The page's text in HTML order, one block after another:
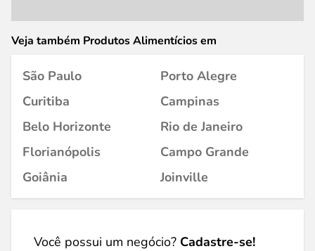
Veja também Produtos Alimentícios em
São Paulo
Porto Alegre
Curitiba
Campinas
Belo Horizonte
Rio de Janeiro
Florianópolis
Campo Grande
Goiânia
Joinville
Você possui um negócio? Cadastre-se!